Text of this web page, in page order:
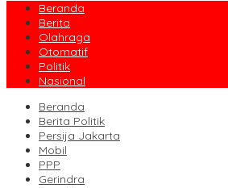
Beranda
Berita
Olahraga
Otomatif
Politik
Nasional
Beranda
Berita Politik
Persija Jakarta
Mobil
PPP
Gerindra